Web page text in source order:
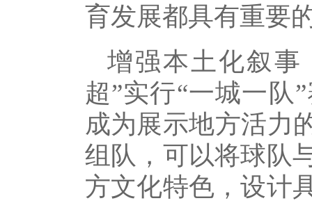
育发展都具有重要
增强本土化叙事
超”实行“一城一队
成为展示地方活力
组队，可以将球队
方文化特色，设计